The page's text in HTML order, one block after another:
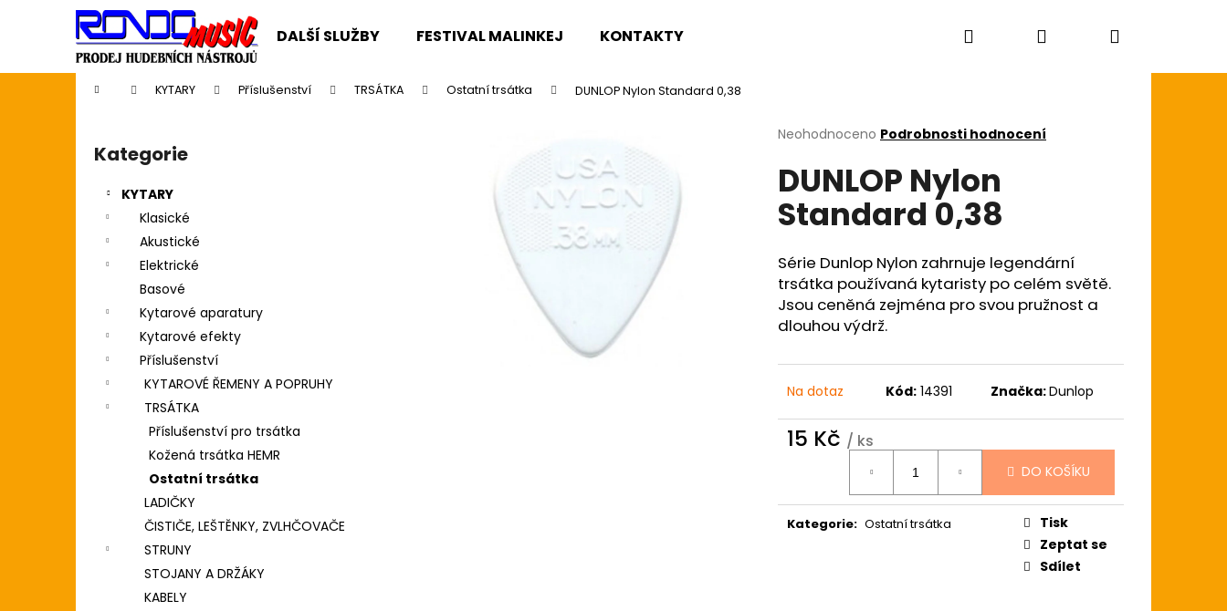
DALŠÍ SLUŽBY FESTIVAL MALINKEJ KONTAKTY Hledat PřihlášeníNákupní
Domů KYTARY Příslušenství TRSÁTKA Ostatní trsátka DUNLOP Nylon Standard 0,38
Přeskočit
kategorie
Kategorie
KYTARY
Klasické
Akustické
Elektrické
Basové
Kytarové aparatury
Kytarové efekty
Příslušenství
KYTAROVÉ ŘEMENY A POPRUHY
TRSÁTKA
Příslušenství pro trsátka
Kožená trsátka HEMR
Ostatní trsátka
LADIČKY
ČISTIČE, LEŠTĚNKY, ZVLHČOVAČE
STRUNY
STOJANY A DRŽÁKY
KABELY
Průměrné
produktu
je
0,0
z
hvězdiček.
Neohodnoceno Podrobnosti hodnocení
DUNLOP Nylon
Standard 0,38
Série Dunlop Nylon zahrnuje legendární
trsátka používaná kytaristy po celém světě.
Jsou ceněná zejména pro svou pružnost a
dlouhou výdrž.
Na dotaz Kód: 14391 Značka:Dunlop
15 Kč / ks
DO KOŠÍKU
Kategorie: Ostatní trsátka
Tisk
Zeptat se
Sdílet
í
Zpět
do
Zpět
do
Co potřebujete najít?
Doporučujeme
SWIFF WS-85 WIRELESS SYSTEM
2 190 Kč
TOKAI CAT'S EYES DREADNOUGHT CE62